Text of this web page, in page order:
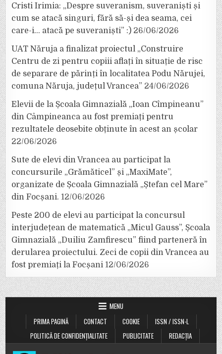
Cristi Irimia: „Despre suveranism, suveraniști și
cum se atacă singuri, fără să-și dea seama, cei
care-i… atacă pe suveraniști” :) 26/06/2026
UAT Năruja a finalizat proiectul „Construire
Centru de zi pentru copiii aflați în situație de risc
de separare de părinți în localitatea Podu Nărujei,
comuna Năruja, județul Vrancea” 24/06/2026
Elevii de la Școala Gimnazială „Ioan Cîmpineanu”
din Câmpineanca au fost premiați pentru
rezultatele deosebite obținute în acest an școlar
22/06/2026
Sute de elevi din Vrancea au participat la
concursurile „Grămăticel” și „MaxiMate”,
organizate de Școala Gimnazială „Ștefan cel Mare”
din Focșani. 12/06/2026
Peste 200 de elevi au participat la concursul
interjudețean de matematică „Micul Gauss”, Școala
Gimnazială „Duiliu Zamfirescu” fiind parteneră în
derularea proiectului. Zeci de copii din Vrancea au
fost premiați la Focșani 12/06/2026
MENU
PRIMA PAGINĂ
CONTACT COOKIE
ISSN / ISSN-L
POLITICĂ DE CONFIDENȚIALITATE
PUBLICITATE REDACȚIA